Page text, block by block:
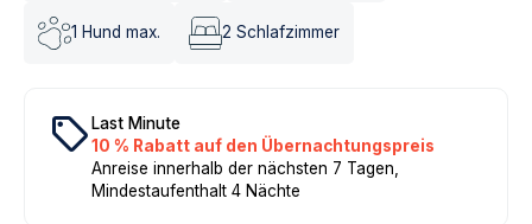
1 Hund max. 2 Schlafzimmer
local_offer Last Minute
10 % Rabatt auf den Übernachtungspreis
Anreise innerhalb der nächsten 7 Tagen,
Mindestaufenthalt 4 Nächte